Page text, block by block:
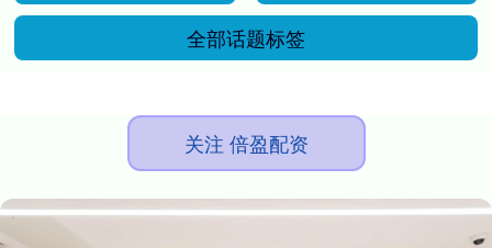
全部话题标签
关注 倍盈配资